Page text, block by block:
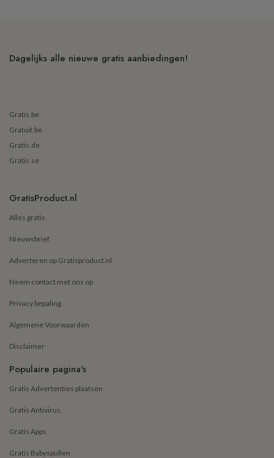
Dagelijks alle nieuwe gratis aanbiedingen!
Gratis.be
Gratuit.be
Gratis.de
Gratis.se
GratisProduct.nl
Alles gratis
Nieuwsbrief
Adverteren op Gratisproduct.nl
Neem contact met ons op
Privacy bepaling
Algemene Voorwaarden
Disclaimer
Populaire pagina's
Gratis Advertenties plaatsen
Gratis Antivirus
Gratis Apps
Gratis Babyspullen